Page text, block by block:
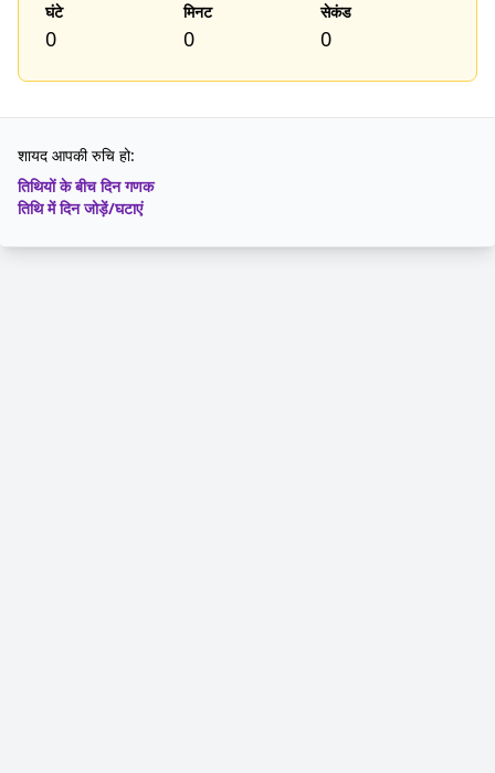
घंटे
0
मिनट
0
सेकंड
0
शायद आपकी रुचि हो:
तिथियों के बीच दिन गणक
तिथि में दिन जोड़ें/घटाएं